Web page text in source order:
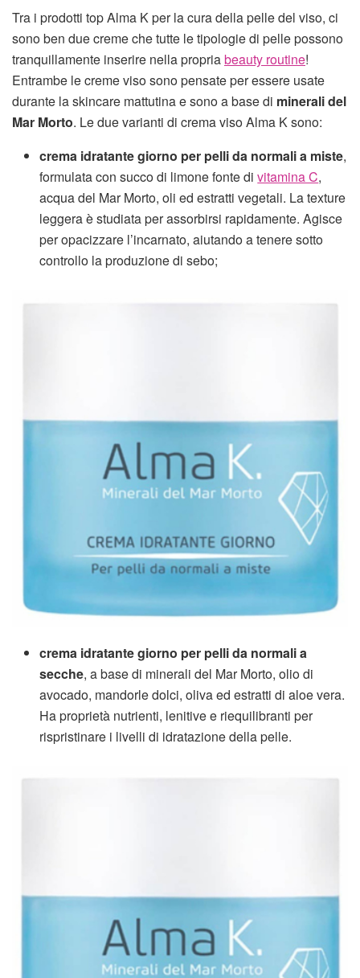
Tra i prodotti top Alma K per la cura della pelle del viso, ci
sono ben due creme che tutte le tipologie di pelle possono
tranquillamente inserire nella propriabeauty routine!
Entrambe le creme viso sono pensate per essere usate
durante la skincare mattutina e sono a base di minerali del
Mar Morto. Le due varianti di crema viso Alma K sono:
crema idratante giorno per pelli da normali a miste,
formulata con succo di limone fonte divitamina C,
acqua del Mar Morto, oli ed estratti vegetali. La texture
leggera è studiata per assorbirsi rapidamente. Agisce
per opacizzare l’incarnato, aiutando a tenere sotto
controllo la produzione di sebo;
crema idratante giorno per pelli da normali a
secche, a base di minerali del Mar Morto, olio di
avocado, mandorle dolci, oliva ed estratti di aloe vera.
Ha proprietà nutrienti, lenitive e riequilibranti per
rispristinare i livelli di idratazione della pelle.